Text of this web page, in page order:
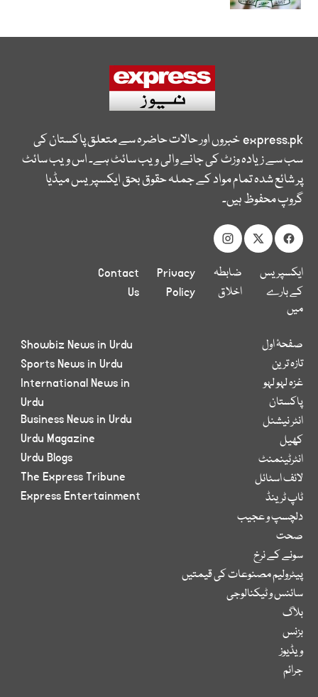
express.pkخبروں اور حالات حاضرہ سے متعلق پاکستان کی
سب سے زیادہ وزٹ کی جانے والی ویب سائٹ ہے۔ اس ویب سائٹ
پر شائع شدہ تمام مواد کے جملہ حقوق بحق ایکسپریس میڈیا
گروپ محفوظ ہیں۔
ایکسپریس
کے بارے
میں
ضابطہ
اخلاق
Privacy
Policy
Contact
Us
صفحۂ اول
تازہ ترین
غزہ لہو لہو
پاکستان
انٹر نیشنل
کھیل
انٹرٹینمنٹ
لائف اسٹائل
ٹاپ ٹرینڈ
دلچسپ و عجیب
صحت
سونے کے نرخ
پیٹرولیم مصنوعات کی قیمتیں
سائنس و ٹیکنالوجی
بلاگ
بزنس
ویڈیوز
جرائم
Showbiz News in Urdu
Sports News in Urdu
International News in
Urdu
Business News in Urdu
Urdu Magazine
Urdu Blogs
The Express Tribune
Express Entertainment